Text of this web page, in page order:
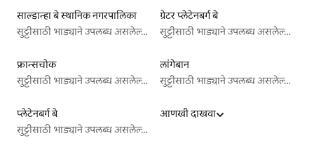
साल्डान्हा बे स्थानिक नगरपालिका
सुट्टीसाठी भाड्याने उपलब्ध असलेल्या जागा
ग्रेटर प्लेटेनबर्ग बे
सुट्टीसाठी भाड्याने उपलब्ध असलेल्या जागा
फ्रान्सचोक
सुट्टीसाठी भाड्याने उपलब्ध असलेल्या जागा
लांगेबान
सुट्टीसाठी भाड्याने उपलब्ध असलेल्या जागा
प्लेटेनबर्ग बे
सुट्टीसाठी भाड्याने उपलब्ध असलेल्या जागा
आणखी दाखवा